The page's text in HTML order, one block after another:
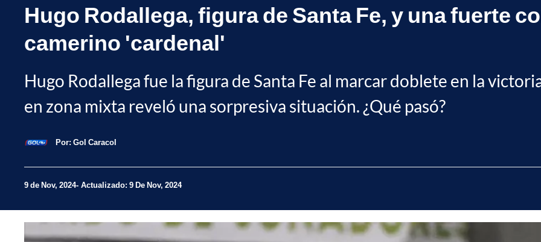
Hugo Rodallega, figura de Santa Fe, y una fuerte
camerino 'cardenal'
Hugo Rodallega fue la figura de Santa Fe al marcar doblete en la
en zona mixta reveló una sorpresiva situación. ¿Qué pasó?
Por: Gol Caracol
9 de Nov, 2024 Actualizado: 9 De Nov, 2024